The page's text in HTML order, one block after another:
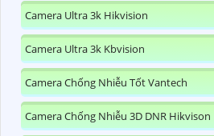
Camera Ultra 3k Hikvision
Camera Ultra 3k Kbvision
Camera Chống Nhiễu Tốt Vantech
Camera Chống Nhiễu 3D DNR Hikvison